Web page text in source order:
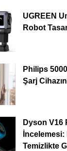
UGREEN
Robot
Philips
Şarj
Dyson V16
Temizlikte